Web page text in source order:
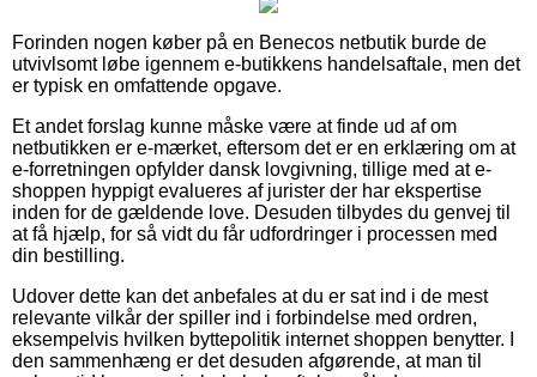
Forinden nogen køber på en Benecos netbutik burde de
utvivlsomt løbe igennem e-butikkens handelsaftale, men det
er typisk en omfattende opgave.
Et andet forslag kunne måske være at finde ud af om
netbutikken er e-mærket, eftersom det er en erklæring om at
e-forretningen opfylder dansk lovgivning, tillige med at e-
shoppen hyppigt evalueres af jurister der har ekspertise
inden for de gældende love. Desuden tilbydes du genvej til
at få hjælp, for så vidt du får udfordringer i processen med
din bestilling.
Udover dette kan det anbefales at du er sat ind i de mest
relevante vilkår der spiller ind i forbindelse med ordren,
eksempelvis hvilken byttepolitik internet shoppen benytter. I
den sammenhæng er det desuden afgørende, at man til